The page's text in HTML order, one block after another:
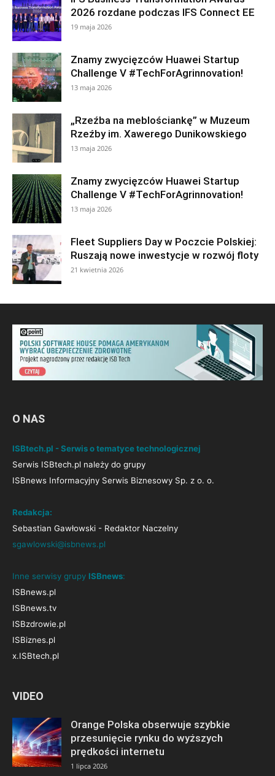
2026 rozdane podczas IFS Connect EE
19 maja 2026
Znamy zwycięzców Huawei Startup
Challenge V #TechForAgrinnovation!
13 maja 2026
„Rzeźba na meblościankę” w Muzeum
Rzeźby im. Xawerego Dunikowskiego
13 maja 2026
Znamy zwycięzców Huawei Startup
Challenge V #TechForAgrinnovation!
13 maja 2026
Fleet Suppliers Day w Poczcie Polskiej:
Ruszają nowe inwestycje w rozwój floty
21 kwietnia 2026
O NAS
ISBtech.pl - Serwis o tematyce technologicznej
Serwis ISBtech.pl należy do grupy
ISBnews Informacyjny Serwis Biznesowy Sp. z o. o.
Redakcja:
Sebastian Gawłowski - Redaktor Naczelny
sgawlowski@isbnews.pl
Inne serwisy grupy ISBnews:
ISBnews.pl
ISBnews.tv
ISBzdrowie.pl
ISBiznes.pl
x.ISBtech.pl
VIDEO
Orange Polska obserwuje szybkie
przesunięcie rynku do wyższych
prędkości internetu
1 lipca 2026